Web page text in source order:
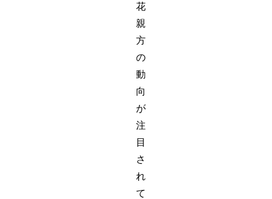
花
親
方
の
動
向
が
注
目
さ
れ
て